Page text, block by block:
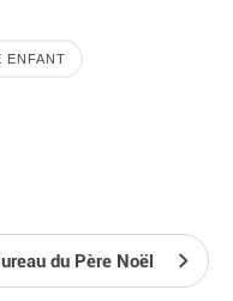
ENFANT
du Père Noël